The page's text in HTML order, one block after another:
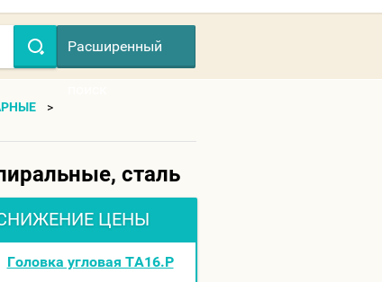
Расширенный
сталь
ЦЕНЫ
Головка угловая ТА16.Р